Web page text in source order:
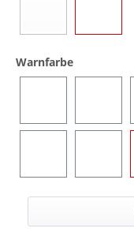
Warnfarbeauswählen